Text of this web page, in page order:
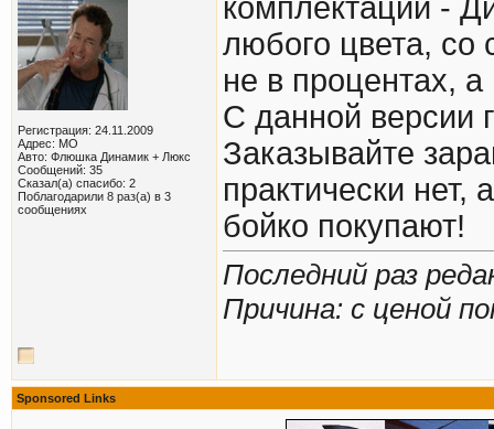
Регистрация: 24.11.2009
Адрес: МО
Авто: Флюшка Динамик + Люкс
Сообщений: 35
Сказал(а) спасибо: 2
Поблагодарили 8 раз(а) в 3
сообщениях
комплектации -
любого цвета, со
не в процентах, а
С данной версии
Заказывайте
практически
бойко покупают!
Последний раз
Причина: с ценой
Sponsored Links